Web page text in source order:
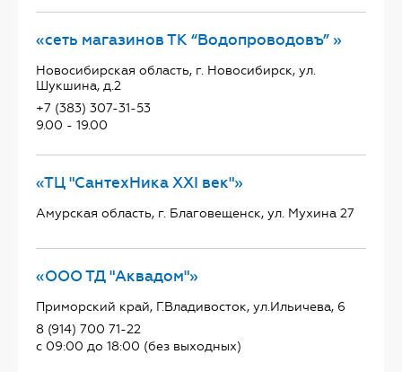
«сеть магазинов ТК “Водопроводовъ” »
Новосибирская область, г. Новосибирск, ул.
Шукшина, д.2
+7 (383) 307-31-53
9.00 - 19.00
«ТЦ "СантехНика ХХI век"»
Амурская область, г. Благовещенск, ул. Мухина 27
«ООО ТД "Аквадом"»
Приморский край, Г.Владивосток, ул.Ильичева, 6
8 (914) 700 71-22
с 09:00 до 18:00 (без выходных)